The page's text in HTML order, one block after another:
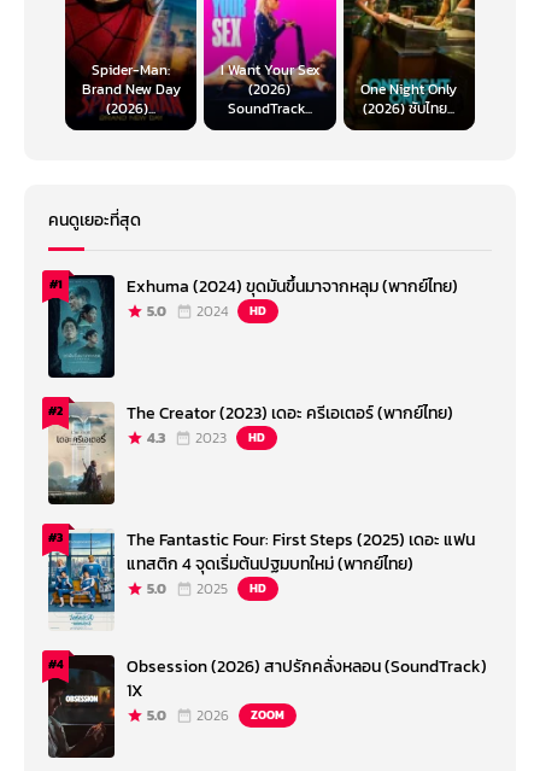
Spider-Man:
Brand New Day
(2026)...
I Want Your Sex
(2026)
SoundTrack...
One Night Only
(2026) ซับไทย...
คนดูเยอะที่สุด
#1 Exhuma (2024) ขุดมันขึ้นมาจากหลุม (พากย์ไทย)
5.0 2024 HD
#2 The Creator (2023) เดอะ ครีเอเตอร์ (พากย์ไทย)
4.3 2023 HD
#3
The Fantastic Four: First Steps (2025) เดอะ แฟน
แทสติก 4 จุดเริ่มต้นปฐมบทใหม่ (พากย์ไทย)
5.0 2025 HD
#4
Obsession (2026) สาปรักคลั่งหลอน (SoundTrack)
1X
5.0 2026 ZOOM